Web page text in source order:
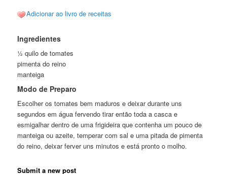
Adicionar ao livro de receitas
Ingredientes
½ quilo de tomates
pimenta do reino
manteiga
Modo de Preparo
Escolher os tomates bem maduros e deixar durante uns
segundos em água fervendo tirar então toda a casca e
esmigalhar dentro de uma frigideira que contenha um pouco de
manteiga ou azeite, temperar com sal e uma pitada de pimenta
do reino, deixar ferver uns minutos e está pronto o molho.
Submit a new post